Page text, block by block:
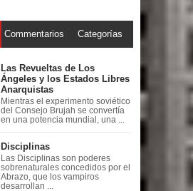
Commentarios Categorías
Las Revueltas de Los
Ángeles y los Estados Libres
Anarquistas
Mientras el experimento soviético
del Consejo Brujah se convertía
en una potencia mundial, una ...
Disciplinas
Las Disciplinas son poderes
sobrenaturales concedidos por el
Abrazo, que los vampiros
desarrollan ...